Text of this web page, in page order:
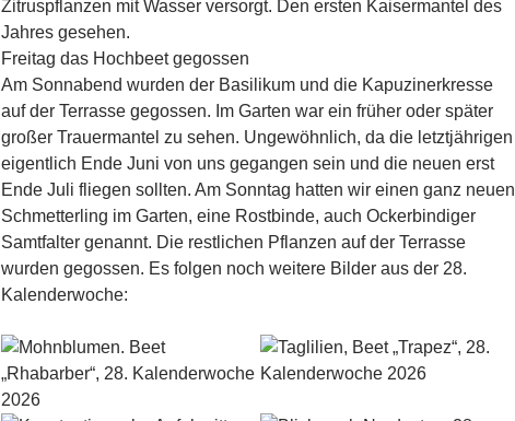
Zitruspflanzen mit Wasser versorgt. Den ersten Kaisermantel des
Jahres gesehen.
Freitag das Hochbeet gegossen
Am Sonnabend wurden der Basilikum und die Kapuzinerkresse
auf der Terrasse gegossen. Im Garten war ein früher oder später
großer Trauermantel zu sehen. Ungewöhnlich, da die letztjährigen
eigentlich Ende Juni von uns gegangen sein und die neuen erst
Ende Juli fliegen sollten. Am Sonntag hatten wir einen ganz neuen
Schmetterling im Garten, eine Rostbinde, auch Ockerbindiger
Samtfalter genannt. Die restlichen Pflanzen auf der Terrasse
wurden gegossen. Es folgen noch weitere Bilder aus der 28.
Kalenderwoche: